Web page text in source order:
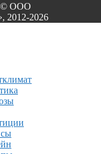
ООО
2012-2026